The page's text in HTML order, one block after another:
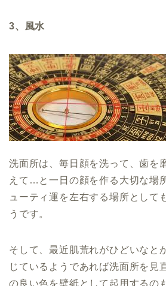
3、風水
洗面所は、毎日顔を洗って、歯を
えて…と一日の顔を作る大切な場
ューティ運を左右する場所として
うです。
そして、最近肌荒れがひどいなと
じているようであれば洗面所を見
の良い色を壁紙として起用するの